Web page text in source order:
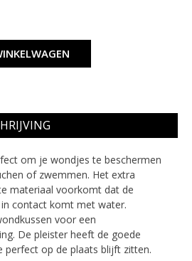
om je wondjes te beschermen
of zwemmen. Het extra
materiaal voorkomt dat de
contact komt met water.
voor een
De pleister heeft de goede
perfect op de plaats blijft zitten.